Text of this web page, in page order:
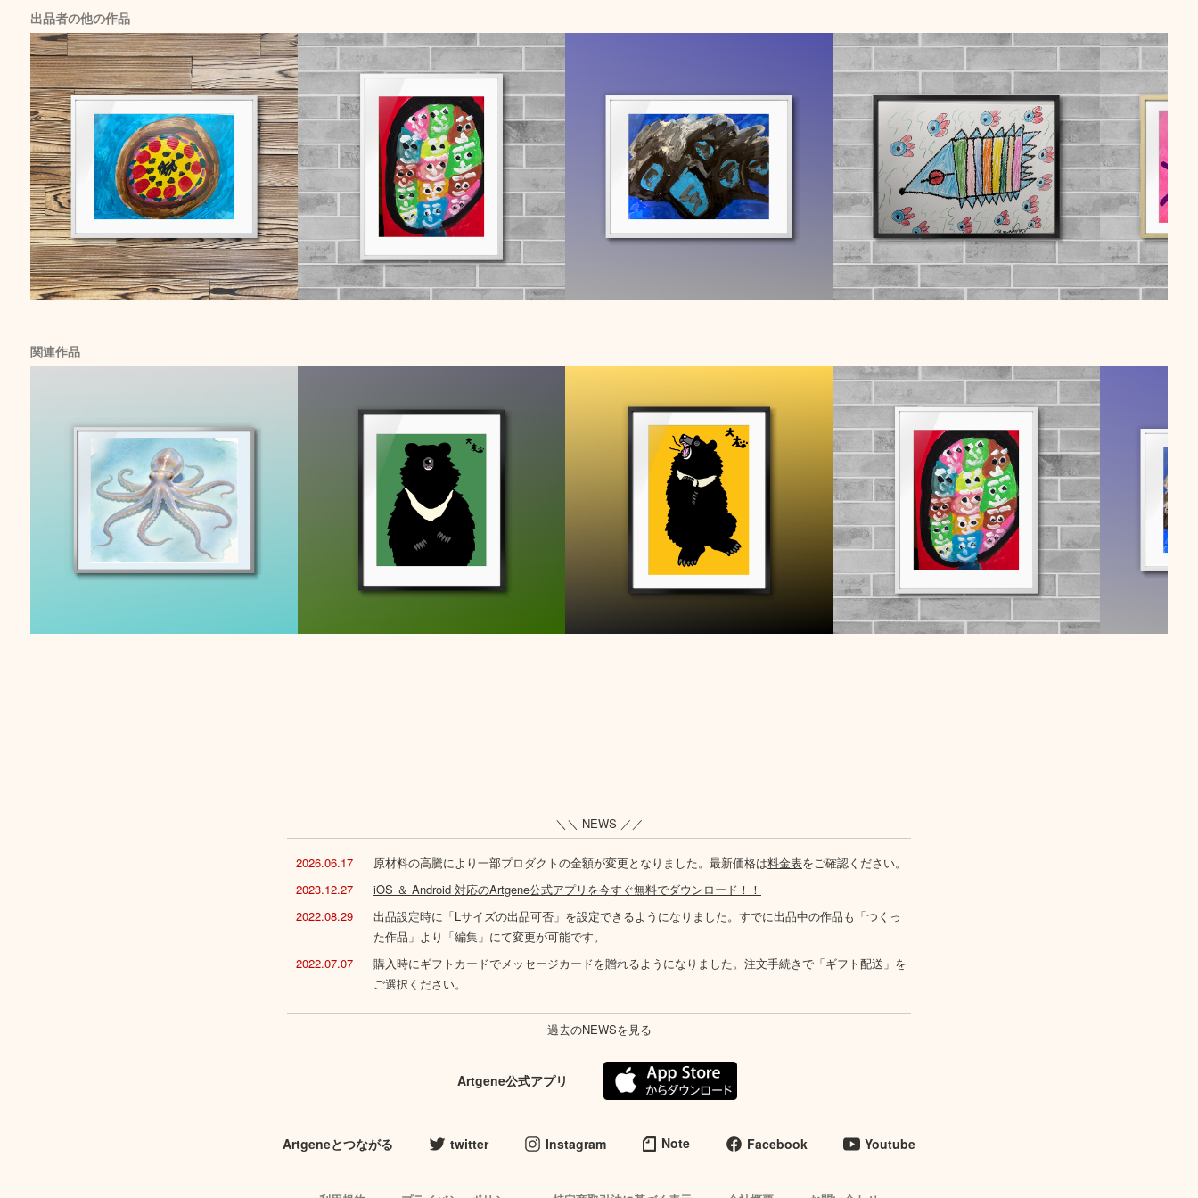
出品者の他の作品
関連作品
＼＼ NEWS ／／
2026.06.17 原材料の高騰により一部プロダクトの金額が変更となりました。最新価格は料金表をご確認ください。
2023.12.27
iOS ＆ Android 対応のArtgene公式アプリを今すぐ無料でダウンロード！！
2022.08.29
出品設定時に「Lサイズの出品可否」を設定できるようになりました。すでに出品中の作品も「つくっ
た作品」より「編集」にて変更が可能です。
2022.07.07
購入時にギフトカードでメッセージカードを贈れるようになりました。注文手続きで「ギフト配送」を
ご選択ください。
過去のNEWSを見る
Artgene公式アプリ
Artgeneとつながる twitter Instagram Note Facebook Youtube